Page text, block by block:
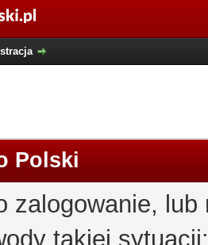
Polski
zalogowanie,
takiej sytuacji: